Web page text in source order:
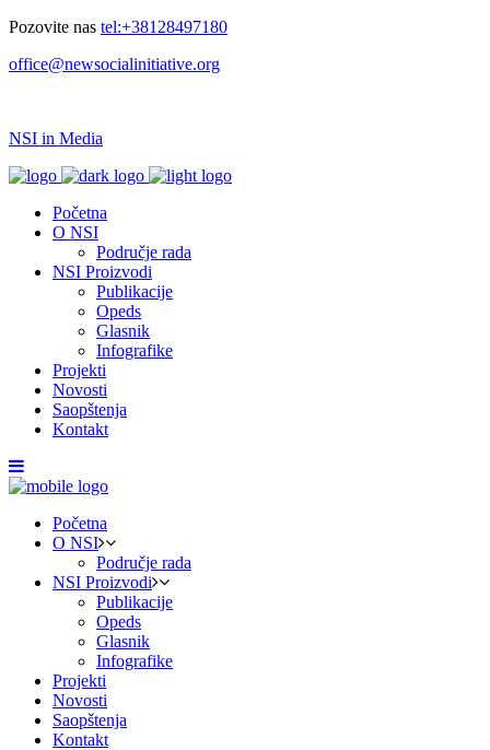
Pozovite nas tel:+38128497180
office@newsocialinitiative.org
NSI in Media
Početna
O NSI
Područje rada
NSI Proizvodi
Publikacije
Opeds
Glasnik
Infografike
Projekti
Novosti
Saopštenja
Kontakt
Početna
O NSI
Područje rada
NSI Proizvodi
Publikacije
Opeds
Glasnik
Infografike
Projekti
Novosti
Saopštenja
Kontakt